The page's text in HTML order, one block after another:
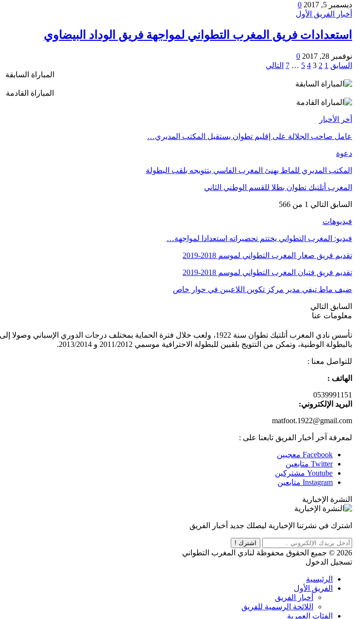
ديسمبر 5, 2017
0
أخبار الفريق الأول
استعدادات فريق المغرب التطواني لمواجهة فريق الوداد البيضاوي
نوفمبر 28, 2017
0
السابق 1
2
3
4
5
…
7 التالي
المباراة السابقة
المباراة القادمة
أخر الأخبار
عامل صاحب الجلالة على إقليم تطوان يستقبل المكتب المديري…
دعوة
المكتب المديري للماط يهنئ المغرب الفاسي بتتويجه بلقب البطولة
المغرب أتلتيك تطوان بطلا للقسم الوطني الثاني
السابق التالي 1 من 566
فيديوهات
فيديو: المغرب التطواني يختتم تحضيراته استعدادا لمواجهة…
تقديم فريق صغار المغرب التطواني لموسم 2018-2019
تقديم فريق فتيان المغرب التطواني لموسم 2018-2019
ضيف ماط تيفي مدير مركز تكوين اللاعبين في حوار خاص
السابق التالي
معلومات عنا
تأسس نادي المغرب أتلتيك تطوان سنة 1922، ولعب خلال فترة الحماية بمختلف درجات
بالبطولة الوطنية، وتمكن من التتويج بلقبين للبطولة الاحترافية موسمي 2011/2012 و 2013/2014.
للتواصل معنا :
الهاتف :
0539991151
البريد الإلكتروني:
matfoot.1922@gmail.com
لمعرفة آخر أخبار الفريق تابعنا على :
Facebook معجبين
Twitter متابعين
Youtube مشتركين
Instagram متابعين
النشرة الإخبارية
اشترك في نشرتنا الإخبارية ليصلك جديد أخبار الفريق
اشترك !
2026 © جميع الحقوق محفوظة لنادي المغرب التطواني
تسجيل الدخول
الرئيسية
الفريق الأول
أخبار الفريق
اللائحة الرسمية للفريق
الفئات العمرية